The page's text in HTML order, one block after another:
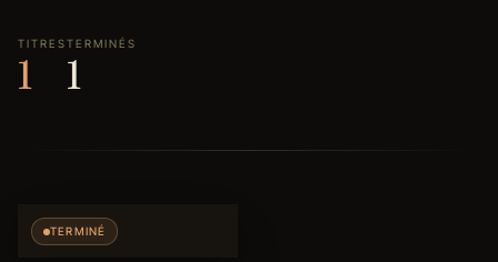
TITRES
1
TERMINÉS
1
TERMINÉ